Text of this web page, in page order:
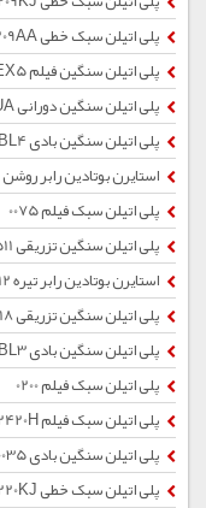
پلی اتیلن سبک خطی 0209AA
پلی اتیلن سنگین فیلم EX5
پلی اتیلن سنگین دورانی 3840UA
پلی اتیلن سنگین بادی BL4
استایرن بوتادین رابر روشن 1502
پلی اتیلن سبک فیلم 0075
پلی اتیلن سنگین تزریقی 52511
استایرن بوتادین رابر تیره 1712
پلی اتیلن سنگین تزریقی 52518
پلی اتیلن سنگین بادی BL3
پلی اتیلن سبک فیلم 0200
پلی اتیلن سبک فیلم 2420H
پلی اتیلن سنگین بادی 0035
پلی اتیلن سبک خطی 0220KJ